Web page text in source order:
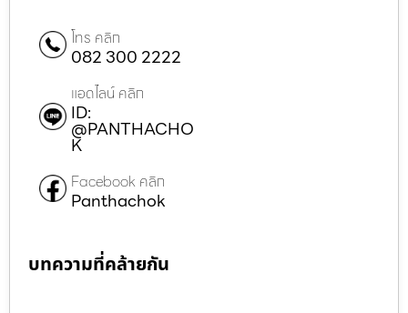
โทร คลิก
082 300 2222
แอดไลน์ คลิก
ID:
@PANTHACHO
K
Facebook คลิก
Panthachok
บทความที่คล้ายกัน